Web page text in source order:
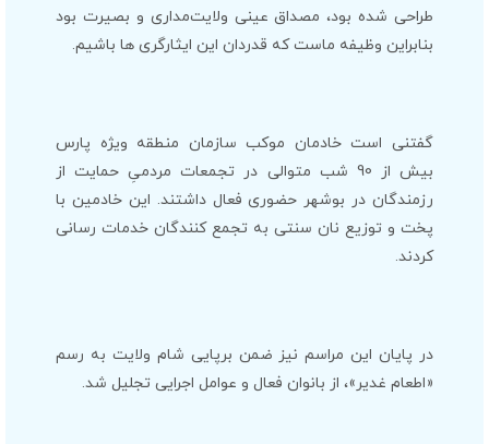
طراحی شده بود، مصداق عینی ولایت‌مداری و بصیرت بود
بنابراین وظیفه ماست که قدردان این ایثارگری ها باشیم.
گفتنی است خادمان موکب سازمان منطقه ویژه پارس
بیش از 90 شب متوالی در تجمعات مردمیِ حمایت از
رزمندگان در بوشهر حضوری فعال داشتند. این خادمین با
پخت و توزیع نان سنتی به تجمع کنندگان خدمات رسانی
کردند.
در پایان این مراسم نیز ضمن برپایی شام ولایت به رسم
«اطعام غدیر»، از بانوان فعال و عوامل اجرایی تجلیل شد.